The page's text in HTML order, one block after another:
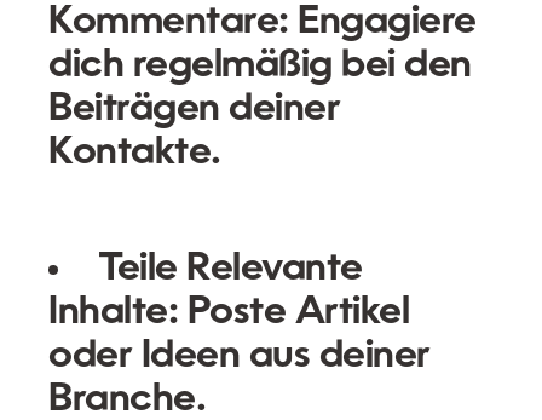
Kommentare: Engagiere
dich regelmäßig bei den
Beiträgen deiner
Kontakte.
Teile Relevante
Inhalte: Poste Artikel
oder Ideen aus deiner
Branche.